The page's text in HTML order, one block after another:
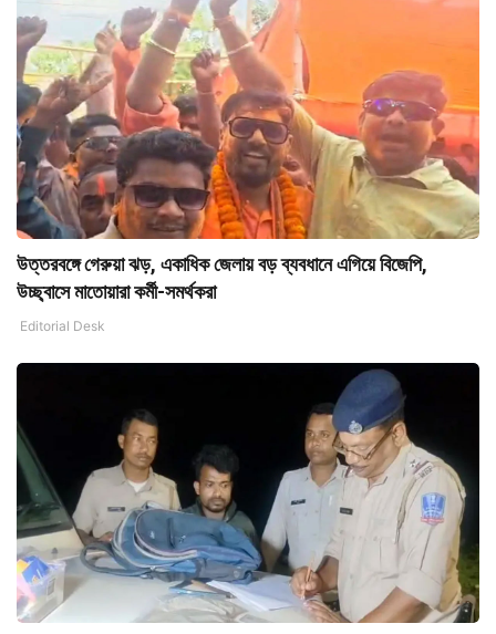
উত্তরবঙ্গে গেরুয়া ঝড়, একাধিক জেলায় বড় ব্যবধানে এগিয়ে বিজেপি,
উচ্ছ্বাসে মাতোয়ারা কর্মী-সমর্থকরা
Editorial Desk